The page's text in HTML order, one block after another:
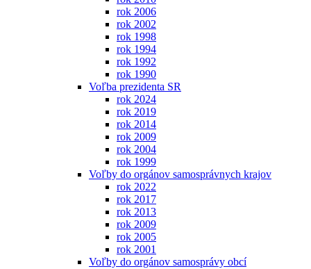
rok 2006
rok 2002
rok 1998
rok 1994
rok 1992
rok 1990
Voľba prezidenta SR
rok 2024
rok 2019
rok 2014
rok 2009
rok 2004
rok 1999
Voľby do orgánov samosprávnych krajov
rok 2022
rok 2017
rok 2013
rok 2009
rok 2005
rok 2001
Voľby do orgánov samosprávy obcí